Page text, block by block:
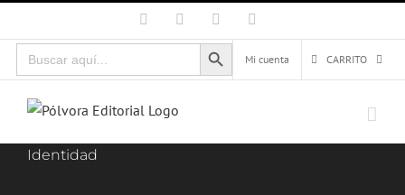
al
contenido
Facebook Instagram
Buscar:
Botón de búsqueda
Mi cuenta
CARRITO
Identidad